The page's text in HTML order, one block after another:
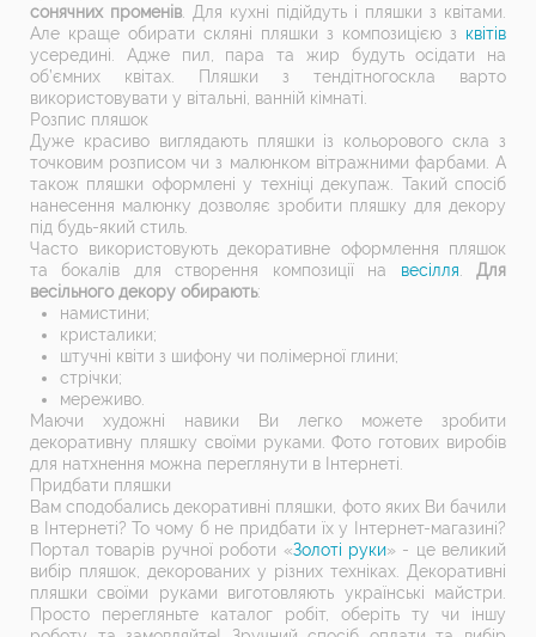
сонячних променів . Для кухні підійдуть і пляшки з квітами.
Але краще обирати скляні пляшки з композицією з квітів
усередині. Адже пил, пара та жир будуть осідати на
об’ємних квітах. Пляшки з тендітногоскла варто
використовувати у вітальні, ванній кімнаті.
Розпис пляшок
Дуже красиво виглядають пляшки із кольорового скла з
точковим розписом чи з малюнком вітражними фарбами. А
також пляшки оформлені у техніці декупаж. Такий спосіб
нанесення малюнку дозволяє зробити пляшку для декору
під будь-який стиль.
Часто використовують декоративне оформлення пляшок
та бокалів для створення композиції на весілля .Для
весільного декору обирають:
намистини;
кристалики;
штучні квіти з шифону чи полімерної глини;
стрічки;
мереживо.
Маючи художні навики Ви легко можете зробити
декоративну пляшку своїми руками. Фото готових виробів
для натхнення можна переглянути в Інтернеті.
Придбати пляшки
Вам сподобались декоративні пляшки, фото яких Ви бачили
в Інтернеті? То чому б не придбати їх у Інтернет-магазині?
Портал товарів ручної роботи «Золоті руки» - це великий
вибір пляшок, декорованих у різних техніках. Декоративні
пляшки своїми руками виготовляють українські майстри.
Просто перегляньте каталог робіт, оберіть ту чи іншу